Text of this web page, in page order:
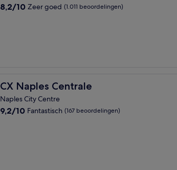
8.2
8,2/10 Zeer goed (1.011 beoordelingen)
CX Naples Centrale
CX Naples Centrale
Naples City Centre
9.2
9,2/10 Fantastisch (167 beoordelingen)